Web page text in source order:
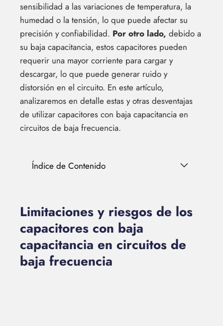
sensibilidad a las variaciones de temperatura, la
humedad o la tensión, lo que puede afectar su
precisión y confiabilidad. Por otro lado, debido a
su baja capacitancia, estos capacitores pueden
requerir una mayor corriente para cargar y
descargar, lo que puede generar ruido y
distorsión en el circuito. En este artículo,
analizaremos en detalle estas y otras desventajas
de utilizar capacitores con baja capacitancia en
circuitos de baja frecuencia.
Índice de Contenido
Limitaciones y riesgos de los
capacitores con baja
capacitancia en circuitos de
baja frecuencia